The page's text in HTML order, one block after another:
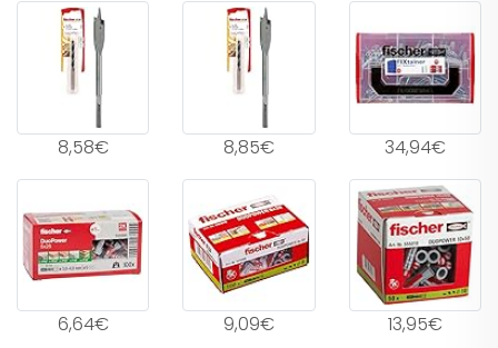
8,58€ 8,85€ 34,94€
6,64€ 9,09€ 13,95€